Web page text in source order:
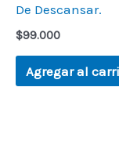
De Descansar.
$99.000
Agregar al